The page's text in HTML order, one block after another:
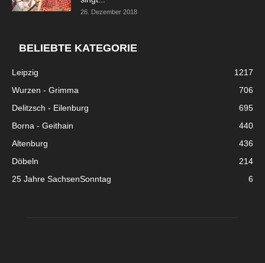
26. Dezember 2018
BELIEBTE KATEGORIE
Leipzig
1217
Wurzen - Grimma
706
Delitzsch - Eilenburg
695
Borna - Geithain
440
Altenburg
436
Döbeln
214
25 Jahre SachsenSonntag
6